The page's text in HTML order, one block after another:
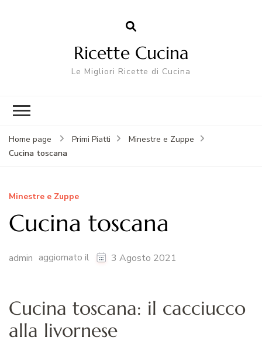
Ricette Cucina
Le Migliori Ricette di Cucina
Home page Primi Piatti
Minestre e Zuppe
Cucina toscana
Minestre e Zuppe
Cucina toscana
admin aggiornato il 3 Agosto 2021
Cucina toscana: il cacciucco
alla livornese